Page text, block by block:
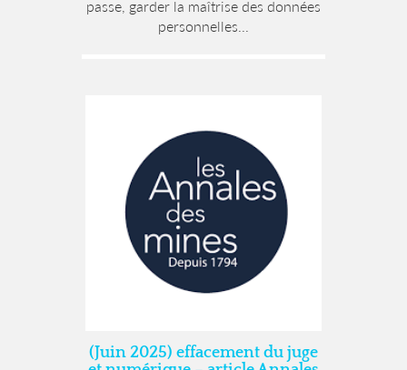
passe, garder la maîtrise des données
personnelles...
(Juin 2025) effacement du juge